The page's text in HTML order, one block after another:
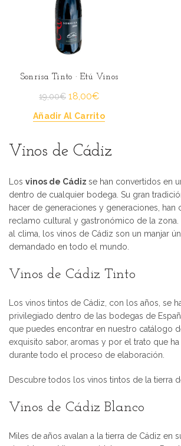
Sonrisa Tinto · Etú Vinos
19,00€ El
precio
original
19,00€.
18,00€El
actual
18,00€.
Añadir Al Carrito
Vinos de Cádiz
Los vinos de Cádiz se han convertidos en
dentro de cualquier bodega. Su gran
hacer de generaciones y generaciones, han
reclamo cultural y gastronómico de la zona.
al clima, los vinos de Cádiz son un manjar
demandado en todo el mundo.
Vinos de Cádiz Tinto
Los vinos tintos de Cádiz, con los años, se
privilegiado dentro de las bodegas de
que puedes encontrar en nuestro catálogo
exquisito sabor, aromas y por el trato que
durante todo el proceso de elaboración.
Descubre todos los vinos tintos de la tierra
Vinos de Cádiz Blanco
Miles de años avalan a la tierra de Cádiz en